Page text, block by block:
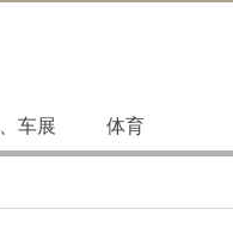
车展 体育